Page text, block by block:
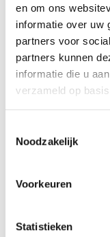
en om ons
informatie over uw
partners voor
partners kunnen
informatie die u
verzameld op
Noodzakelijk
Voorkeuren
Statistieken
Montage op
Vraag een
x 80 cm. De tafel